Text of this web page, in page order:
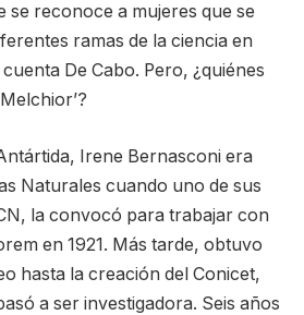
se reconoce a mujeres que se
ramas de la ciencia en
De Cabo. Pero, ¿quiénes
Irene Bernasconi era
Naturales cuando uno de sus
la convocó para trabajar con
en 1921. Más tarde, obtuvo
hasta la creación del Conicet,
a ser investigadora. Seis años